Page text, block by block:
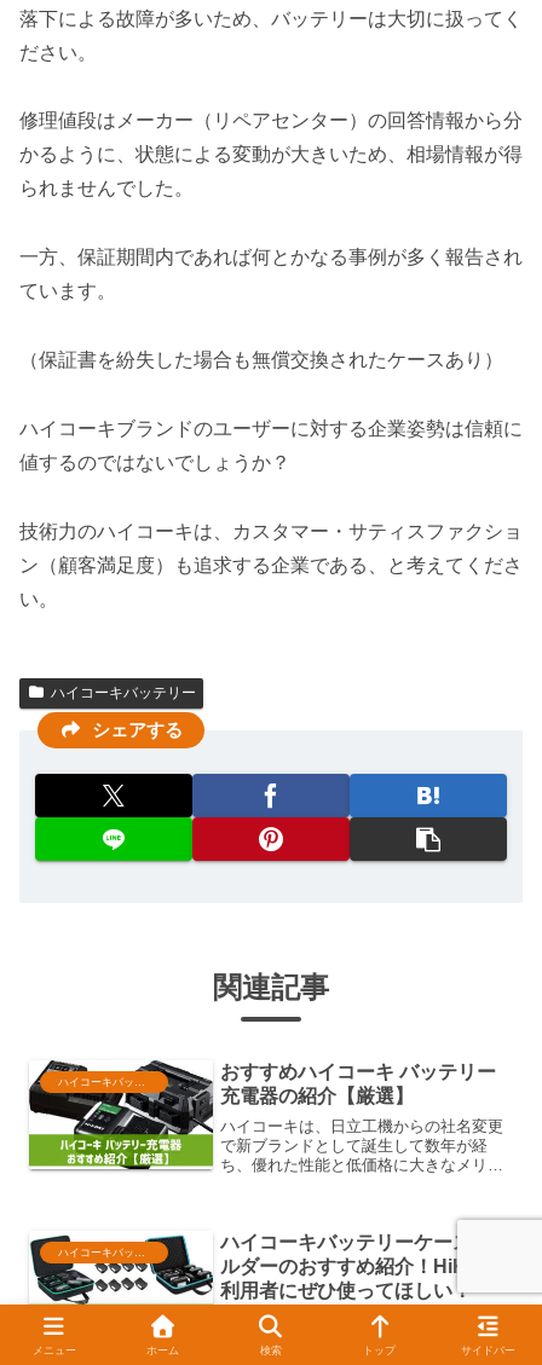
落下による故障が多いため、バッテリーは大切に扱ってく
ださい。
修理値段はメーカー（リペアセンター）の回答情報から分
かるように、状態による変動が大きいため、相場情報が得
られませんでした。
一方、保証期間内であれば何とかなる事例が多く報告され
ています。
（保証書を紛失した場合も無償交換されたケースあり）
ハイコーキブランドのユーザーに対する企業姿勢は信頼に
値するのではないでしょうか？
技術力のハイコーキは、カスタマー・サティスファクショ
ン（顧客満足度）も追求する企業である、と考えてくださ
い。
ハイコーキバッテリー
シェアする
関連記事
ハイコーキバッテリー
おすすめハイコーキ バッテリー
充電器の紹介【厳選】
ハイコーキは、日立工機からの社名変更
で新ブランドとして誕生して数年が経
ち、優れた性能と低価格に大きなメリッ
用のリチウムイオンバッテリーを必要と
しており、充電には専用バッ...
ハイコーキバッテリー
ハイコーキバッテリーケース＆ホ
ルダーのおすすめ紹介！HiKOKI
利用者にぜひ使ってほしい！
日立グループの流れをくむハイコーキ
（HiKOKI）充電工具は、プロからDIY初
心者まで幅広い層の支持を受けていま
メニュー ホーム 検索 トップ サイドバー